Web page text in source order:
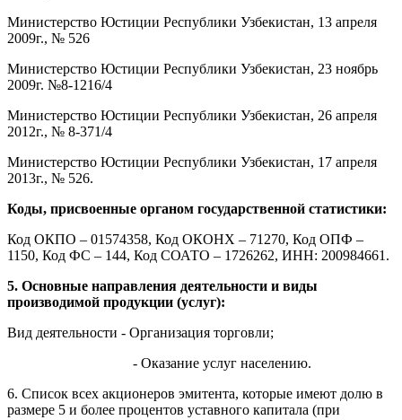
Министерство Юстиции Республики Узбекистан, 13 апреля
2009г., № 526
Министерство Юстиции Республики Узбекистан, 23 ноябрь
2009г. №8-1216/4
Министерство Юстиции Республики Узбекистан, 26 апреля
2012г., № 8-371/4
Министерство Юстиции Республики Узбекистан, 17 апреля
2013г., № 526.
Коды, присвоенные органом государственной статистики:
Код ОКПО – 01574358, Код ОКОНХ – 71270, Код ОПФ –
1150, Код ФС – 144, Код СОАТО – 1726262, ИНН: 200984661.
5. Основные направления деятельности и виды
производимой продукции (услуг):
Вид деятельности - Организация торговли;
- Оказание услуг населению.
6. Список всех акционеров эмитента, которые имеют долю в
размере 5 и более процентов уставного капитала (при